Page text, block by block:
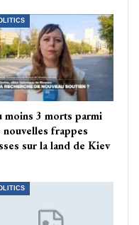
moins 3 morts parmi
nouvelles frappes
sur la land de Kiev